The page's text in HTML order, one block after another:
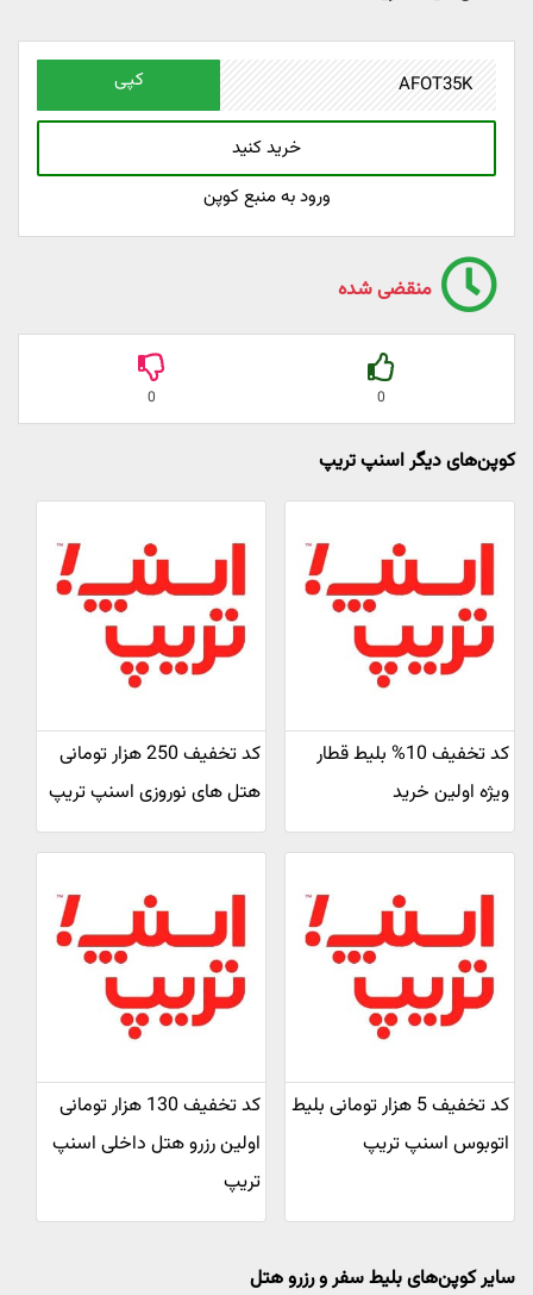
کپی
خرید کنید
ورود به منبع کوپن
منقضی شده
0
0
کوپن‌های دیگر اسنپ تریپ
کد تخفیف 10% بلیط قطار
ویژه اولین خرید
کد تخفیف 250 هزار تومانی
هتل های نوروزی اسنپ تریپ
کد تخفیف 5 هزار تومانی بلیط
اتوبوس اسنپ تریپ
کد تخفیف 130 هزار تومانی
اولین رزرو هتل داخلی اسنپ
تریپ
سایر کوپن‌های بلیط سفر و رزرو هتل